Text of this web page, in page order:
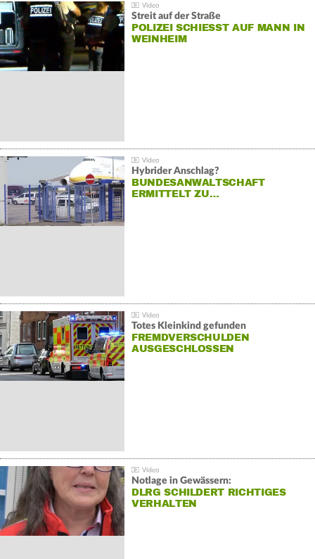
Streit auf der Straße
POLIZEI SCHIESST AUF MANN IN W
EINHEIM
Hybrider Anschlag?
BUNDESANWALTSCHAFT
ERMITTELT ZU…
Totes Kleinkind gefunden
FREMDVERSCHULDEN
AUSGESCHLOSSEN
Notlage in Gewässern:
DLRG SCHILDERT RICHTIGES
VERHALTEN